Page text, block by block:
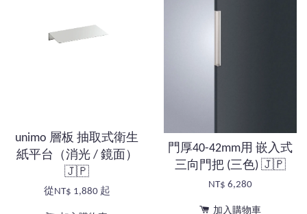
unimo 層板 抽取式衛生
紙平台（消光 / 鏡面）
🇯🇵
從NT$ 1,880 起
門厚40-42mm用 嵌入式
三向門把 (三色) 🇯🇵
NT$ 6,280
加入購物車